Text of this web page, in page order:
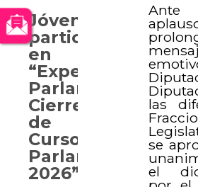
las
se
el
Jóvenes
participan
en
“Experiencia
Parlamentaria.
Cierre
de
Curso
Parlamentario
2026”